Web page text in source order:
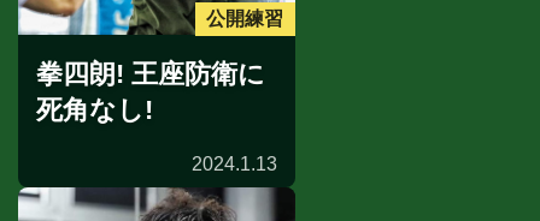
公開練習
拳四朗! 王座防衛に
死角なし!
2024.1.13